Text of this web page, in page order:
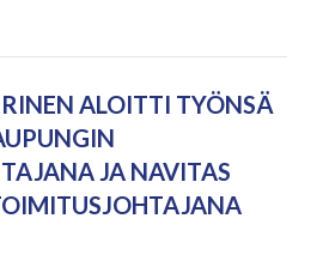
ALOITTI TYÖNSÄ
JA NAVITAS